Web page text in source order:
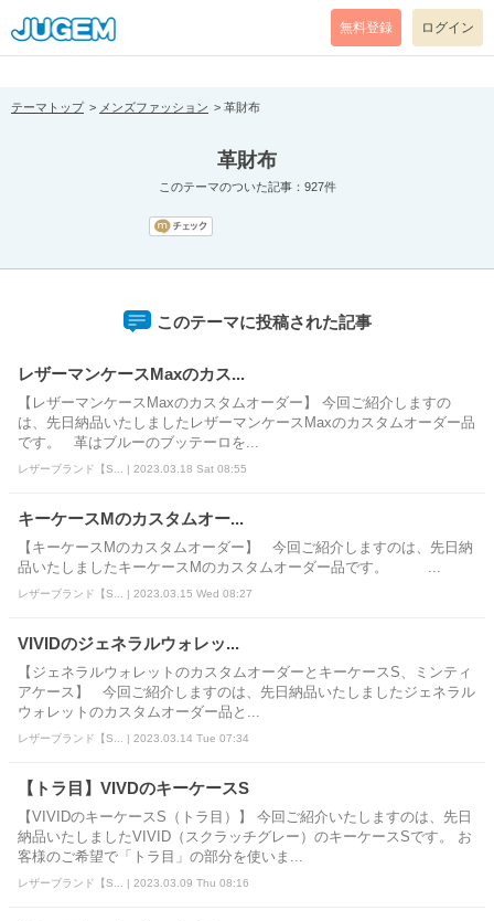
[pear_error: message="Success" code=0 mode=return level=notice
prefix="" info=""]
無料登録 ログイン
テーマトップ メンズファッション 革財布
革財布
このテーマのついた記事：927件
このテーマに投稿された記事
レザーマンケースMaxのカス...
【レザーマンケースMaxのカスタムオーダー】 今回ご紹介しますの
は、先日納品いたしましたレザーマンケースMaxのカスタムオーダー品
です。 革はブルーのブッテーロを...
レザーブランド【S... | 2023.03.18 Sat 08:55
キーケースMのカスタムオー...
【キーケースMのカスタムオーダー】 今回ご紹介しますのは、先日納
品いたしましたキーケースMのカスタムオーダー品です。 ...
レザーブランド【S... | 2023.03.15 Wed 08:27
VIVIDのジェネラルウォレッ...
【ジェネラルウォレットのカスタムオーダーとキーケースS、ミンティ
アケース】 今回ご紹介しますのは、先日納品いたしましたジェネラル
ウォレットのカスタムオーダー品と...
レザーブランド【S... | 2023.03.14 Tue 07:34
【トラ目】VIVDのキーケースS
【VIVIDのキーケースS（トラ目）】 今回ご紹介いたしますのは、先日
納品いたしましたVIVID（スクラッチグレー）のキーケースSです。 お
客様のご希望で「トラ目」の部分を使いま...
レザーブランド【S... | 2023.03.09 Thu 08:16